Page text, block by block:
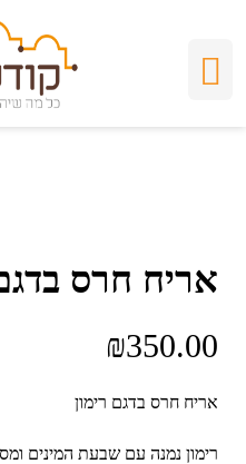
אריח חרס
₪350.00
אריח חרס בדגם רימון
רימון נמנה עם שבעת המינים